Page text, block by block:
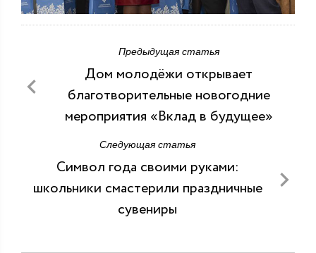
Предыдущая статья
Дом молодёжи открывает
благотворительные новогодние
мероприятия «Вклад в будущее»
Следующая статья
Символ года своими руками:
школьники смастерили праздничные
сувениры